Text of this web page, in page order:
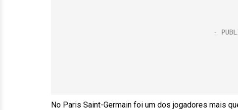
No Paris Saint-Germain foi um dos jogadores mais